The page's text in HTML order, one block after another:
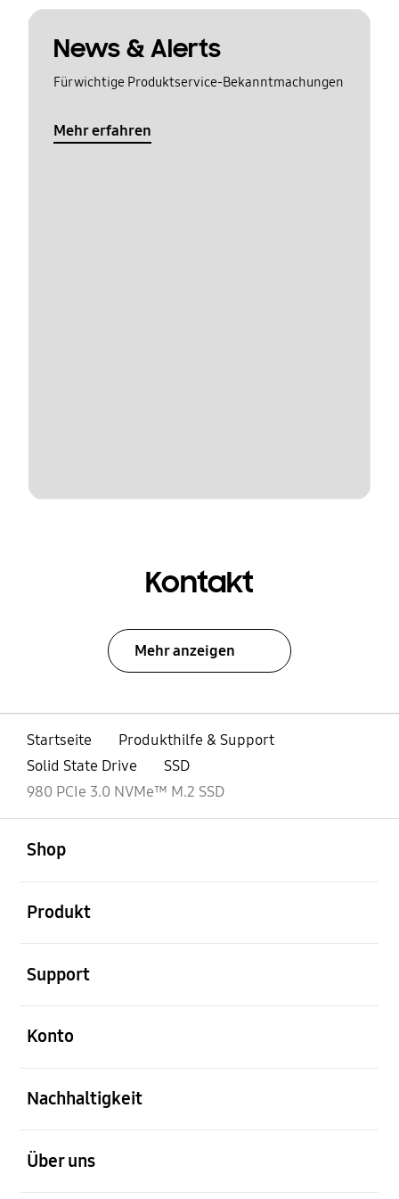
News & Alerts
Für wichtige Produktservice-Bekanntmachungen
Mehr erfahren
Kontakt
Mehr anzeigen
Startseite
Produkthilfe & Support
Solid State Drive
SSD
980 PCIe 3.0 NVMe™ M.2 SSD
Shop
Produkt
Support
Konto
Nachhaltigkeit
Über uns